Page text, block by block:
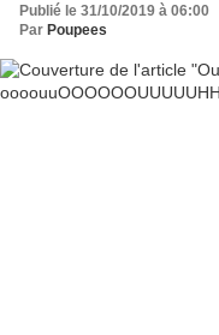
Publié le 31/10/2019 à 06:00
Par Poupees